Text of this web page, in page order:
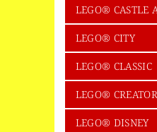
LEGO® CASTLE
LEGO® CITY
LEGO® CLASSIC
LEGO® CREATOR
LEGO® DISNEY